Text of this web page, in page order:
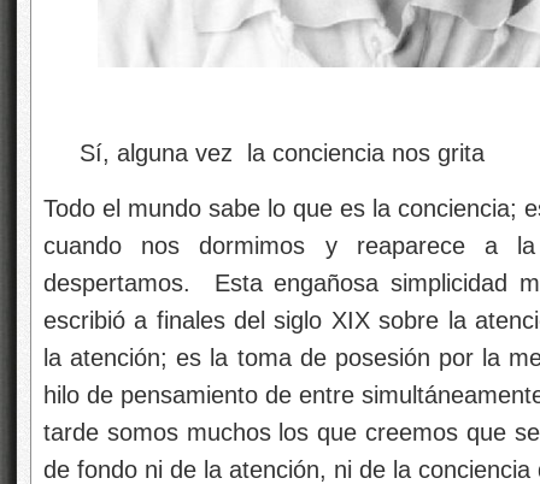
Sí, alguna vez la conciencia nos grita
Todo el mundo sabe lo que es la conciencia;
cuando nos dormimos y reaparece a
despertamos. Esta engañosa simplicidad
escribió a finales del siglo XIX sobre la
la atención; es la toma de posesión por la
hilo de pensamiento de entre
tarde somos muchos los que creemos que
de fondo ni de la atención, ni de la